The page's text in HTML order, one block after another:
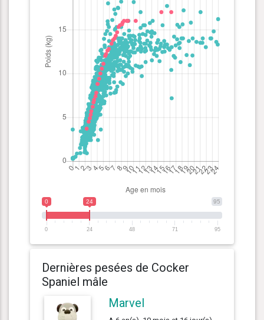
95
0 24
0 24 48 71 95
Dernières pesées de Cocker
Spaniel mâle
Marvel